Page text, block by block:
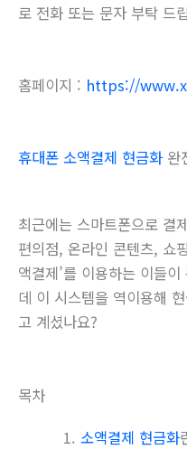
로 전화 또는 문자 부탁 드
홈페이지 : https://
휴대폰 소액결제 현금화 완
최근에는 스마트폰으로 결
편의점, 온라인 콘텐츠, 쇼
액결제’를 이용하는 이들
데 이 시스템을 역이용해
고 계셨나요?
목차
소액결제 현금화